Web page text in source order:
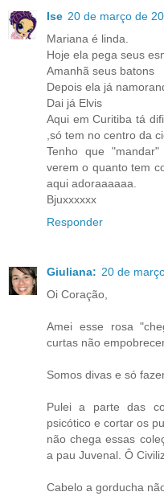
Ise 20 de março de
Mariana é linda.
Hoje ela pega seus
Amanhã seus batons
Depois ela já
Dai já Elvis
Aqui em Curitiba tá
,só tem no centro da
Tenho que
verem o quanto tem
aqui adoraaaaaa.
Bjuxxxxxx
Responder
Giuliana: 20 de
Oi Coração,
Amei esse rosa
curtas não
Somos divas e só
Pulei a parte das
psicótico e cortar os
não chega essas
a pau Juvenal. Ô
Cabelo a gorducha